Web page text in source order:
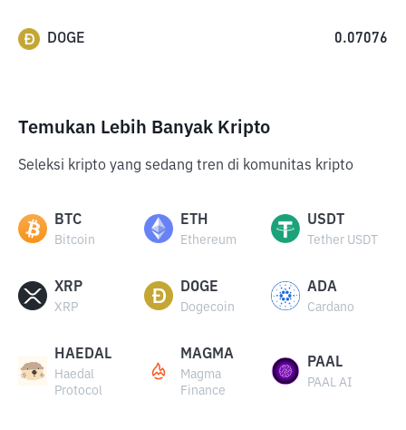
DOGE 0.07076
Temukan Lebih Banyak Kripto
Seleksi kripto yang sedang tren di komunitas kripto
BTC
Bitcoin
ETH
Ethereum
USDT
Tether USDT
XRP
XRP
DOGE
Dogecoin
ADA
Cardano
HAEDAL
Haedal
Protocol
MAGMA
Magma
Finance
PAAL
PAAL AI